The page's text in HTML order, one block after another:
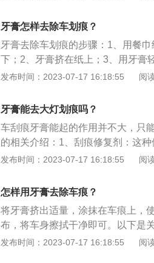
磨修复。小面积凹度不得超过5mm
如果划痕处的金属外露，应先清理
有防锈效果的氧化中和剂，喷涂底
牙膏怎样去除车划痕？
牙膏去除车划痕的步骤：1、用餐
下；2、牙膏挤在纸上；3、用牙膏
4、用干净的餐巾纸擦干净牙膏即
的应用；5、水砂纸打磨；6、彩色
蜡处理。
发布时间：2023-07-17 16:18:55 阅
牙膏能去大灯划痕吗？
车刮痕牙膏能起的作用并不大，只
的相关介绍：1、刮痕修复剂：这
迅速地将车漆受损的部分修复。2
的划痕跟原厂漆还是有一定差距，
部的补漆，整体效果看上去还是不错
发布时间：2023-07-17 16:18:55 阅
怎样用牙膏去除车痕？
将牙膏挤出适量，涂抹在车痕上，
布，将车身擦拭干净即可。以下是
迹又称车体痕迹。是车辆在交通事
发布时间：2023-07-17 16:18:55 阅